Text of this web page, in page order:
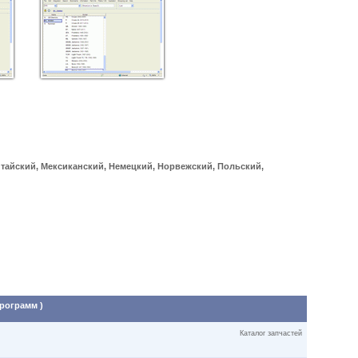
Мексиканский, Немецкий, Норвежский, Польский,
)
Каталог запчастей